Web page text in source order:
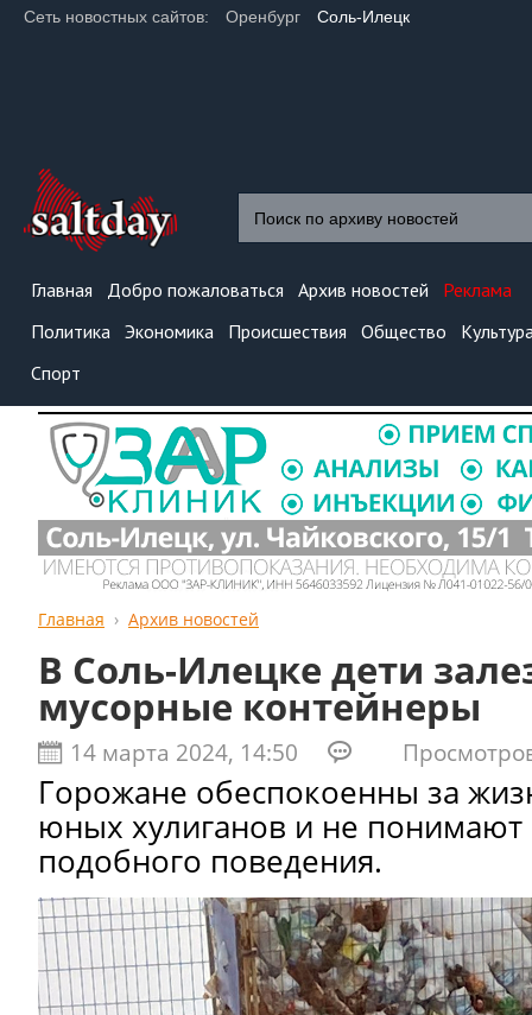
Сеть новостных сайтов: Оренбург Соль-Илецк
Главная Добро пожаловаться Архив новостей
Реклама
Политика Экономика Происшествия Общество
Спорт
Главная Архив новостей
В Соль-Илецке дети
мусорные контейнеры
14 марта 2024, 14:50
Горожане обеспокоенны за
юных хулиганов и не
подобного поведения.